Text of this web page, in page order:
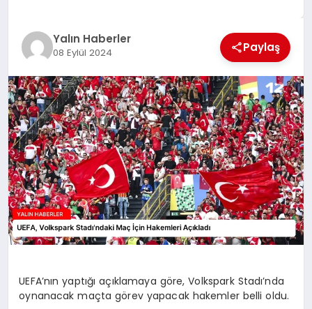
EĞİTİM
TEKNOLOJİ
MAGAZİN
SAĞLIK
Yalın Haberler
08 Eylül 2024 Paylaş
UEFA’nın yaptığı açıklamaya göre, Volkspark Stadı’nda
oynanacak maçta görev yapacak hakemler belli oldu.